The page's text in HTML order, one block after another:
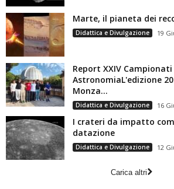
Marte, il pianeta dei
Didattica e Divulgazione 19
Report XXIV
AstronomiaL'edizione
Monza...
Didattica e Divulgazione 16
I crateri da impatto
datazione
Didattica e Divulgazione 12
Carica altri